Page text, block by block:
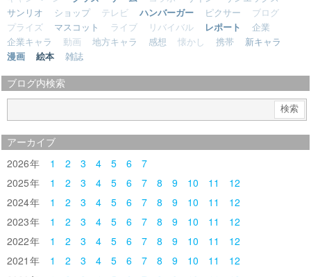
サンリオ
ショップ テレビ ハンバーガー ピクサー
ブログ
プライズ
マスコット ライブ リバイバル レポート
企業
企業キャラ
動画 地方キャラ 感想 懐かし 携帯
新キャラ
漫画
絵本 雑誌
ブログ内検索
アーカイブ
2026 1 2 3 4 5 6
7
2025
1 2 3 4 5 6 7 8 9 10 11
12
2024
1 2 3 4 5 6 7 8 9 10 11
12
2023
1 2 3 4 5 6 7 8 9 10 11
12
2022
1 2 3 4 5 6 7 8 9 10 11
12
2021
1 2 3 4 5 6 7 8 9 10 11
12